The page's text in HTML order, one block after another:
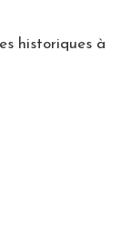
historiques à